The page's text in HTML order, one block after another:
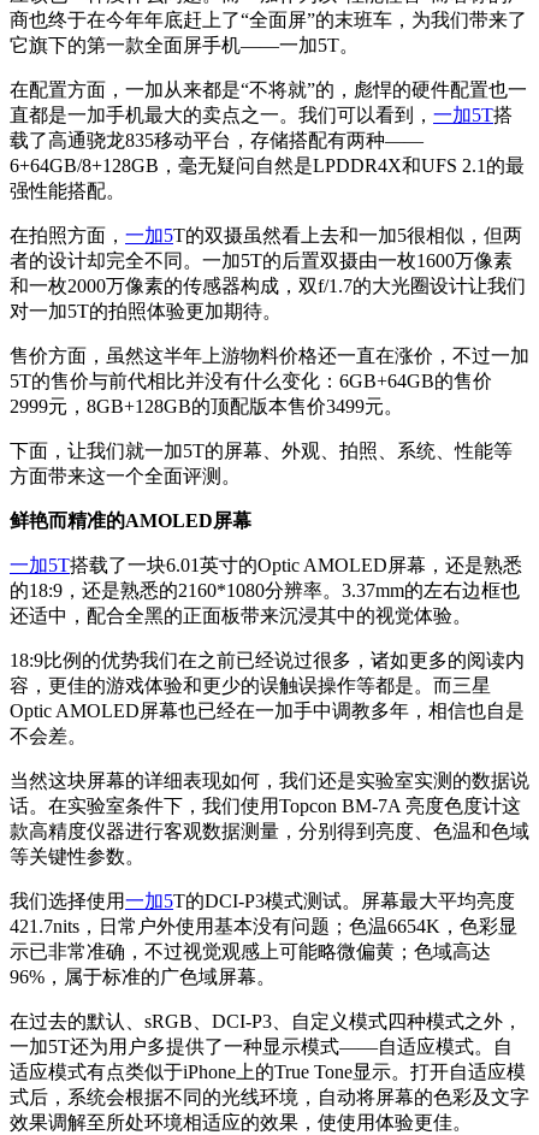
商也终于在今年年底赶上了“全面屏”的末班车，为我们带来了
它旗下的第一款全面屏手机——一加5T。
在配置方面，一加从来都是“不将就”的，彪悍的硬件配置也一
直都是一加手机最大的卖点之一。我们可以看到， 一加5T搭
载了高通骁龙835移动平台，存储搭配有两种——
6+64GB/8+128GB，毫无疑问自然是LPDDR4X和UFS 2.1的最
强性能搭配。
在拍照方面， 一加5T的双摄虽然看上去和一加5很相似，但两
者的设计却完全不同。一加5T的后置双摄由一枚1600万像素
和一枚2000万像素的传感器构成，双f/1.7的大光圈设计让我们
对一加5T的拍照体验更加期待。
售价方面，虽然这半年上游物料价格还一直在涨价，不过一加
5T的售价与前代相比并没有什么变化：6GB+64GB的售价
2999元，8GB+128GB的顶配版本售价3499元。
下面，让我们就一加5T的屏幕、外观、拍照、系统、性能等
方面带来这一个全面评测。
鲜艳而精准的AMOLED屏幕
一加5T搭载了一块6.01英寸的Optic AMOLED屏幕，还是熟悉
的18:9，还是熟悉的2160*1080分辨率。3.37mm的左右边框也
还适中，配合全黑的正面板带来沉浸其中的视觉体验。
18:9比例的优势我们在之前已经说过很多，诸如更多的阅读内
容，更佳的游戏体验和更少的误触误操作等都是。而三星
Optic AMOLED屏幕也已经在一加手中调教多年，相信也自是
不会差。
当然这块屏幕的详细表现如何，我们还是实验室实测的数据说
话。在实验室条件下，我们使用Topcon BM-7A 亮度色度计这
款高精度仪器进行客观数据测量，分别得到亮度、色温和色域
等关键性参数。
我们选择使用一加5T的DCI-P3模式测试。屏幕最大平均亮度
421.7nits，日常户外使用基本没有问题；色温6654K，色彩显
示已非常准确，不过视觉观感上可能略微偏黄；色域高达
96%，属于标准的广色域屏幕。
在过去的默认、sRGB、DCI-P3、自定义模式四种模式之外，
一加5T还为用户多提供了一种显示模式——自适应模式。自
适应模式有点类似于iPhone上的True Tone显示。打开自适应模
式后，系统会根据不同的光线环境，自动将屏幕的色彩及文字
效果调解至所处环境相适应的效果，使使用体验更佳。